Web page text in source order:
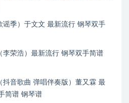
谣季）于文文 最新流行 钢琴双手
李荣浩）最新流行 钢琴双手简谱
抖音歌曲 弹唱伴奏版）董又霖 最
简谱 钢琴谱